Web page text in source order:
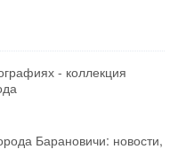
- коллекция
Барановичи: новости,